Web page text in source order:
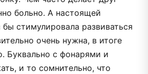
больно. А настоящей
стимулировала развиваться
очень нужна, в итоге
Буквально с фонарями и
и то сомнительно, что